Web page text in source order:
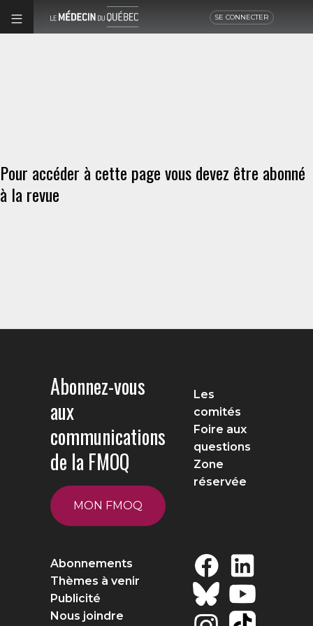
SE CONNECTER
Pour accéder à cette page vous devez être abonné
à la revue
Abonnez-vous
aux
communications
de la FMOQ
MON FMOQ
Les
comités
Foire aux
questions
Zone
réservée
Abonnements
Thèmes à venir
Publicité
Nous joindre